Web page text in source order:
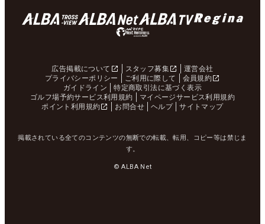
広告掲載について スタッフ募集
運営会社
プライバシーポリシー
ご利用に際して
会員規約
ガイドライン
特定商取引法に基づく表示
ゴルフ場予約サービス利用規約
マイページサービス利用規約
ポイント利用規約
お問合せ ヘルプ サイトマップ
掲載されている全てのコンテンツの無断での転載、転用、コピー等は禁じま
す。
© ALBA Net